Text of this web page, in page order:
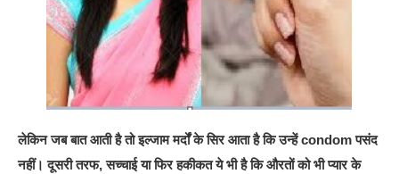
लेकिन जब बात आती है तो इल्जाम मर्दों के सिर आता है कि उन्हें condom पसंद
नहीं। दूसरी तरफ, सच्चाई या फिर हकीकत ये भी है कि औरतों को भी प्यार के